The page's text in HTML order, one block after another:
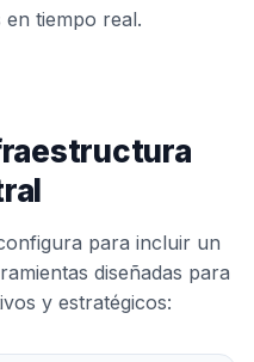
tiempo real.
para incluir un
diseñadas para
y estratégicos: